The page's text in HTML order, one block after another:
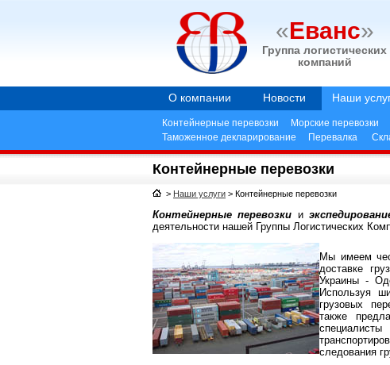
«Еванс»
Группа логистических
компаний
О компании Новости Наши
Контейнерные перевозки Морские перевозки
Таможенное декларирование
Перевалка
Контейнерные перевозки
> Наши услуги > Контейнерные перевозки
Контейнерные перевозки и
деятельности нашей Группы Логистических
Мы имеем
доставке
Украины -
Используя
грузовых
также
следования